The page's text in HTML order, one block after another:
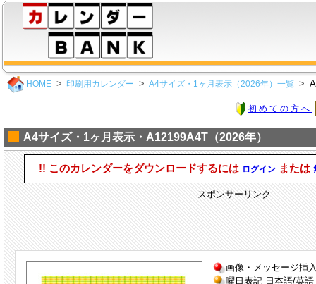
HOME 印刷用カレンダー A4サイズ・1ヶ月表示（2026年）一覧
初めての方へ
A4サイズ・1ヶ月表示・A12199A4T（2026年）
!! このカレンダーをダウンロードするには ログイン または
スポンサーリンク
画像・メッセージ挿
曜日表記 日本語/英語